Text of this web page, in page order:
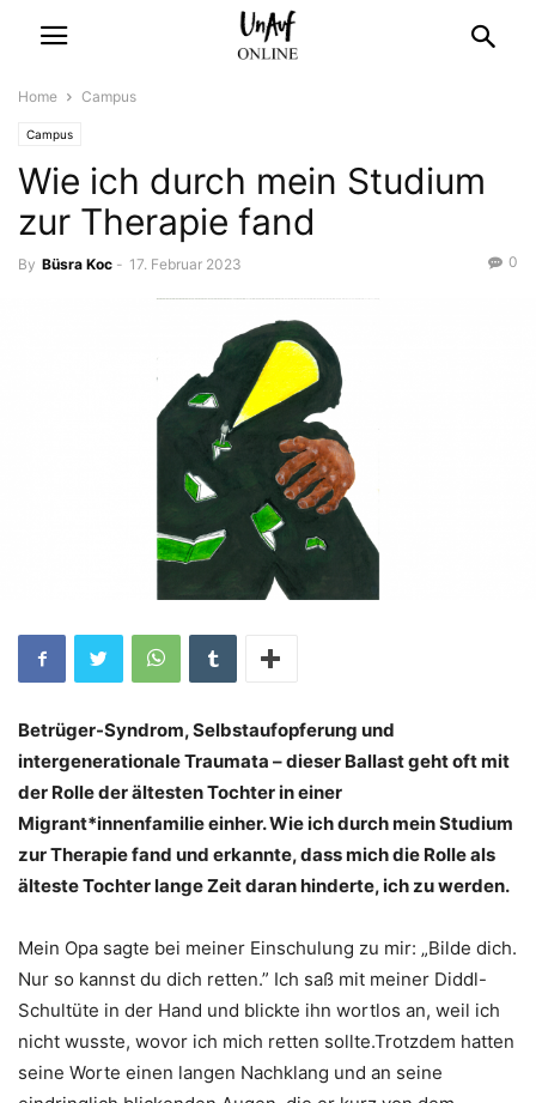
Home Campus
Campus
Wie ich durch mein Studium
zur Therapie fand
By Büsra Koc - 17. Februar 2023 0
Betrüger-Syndrom, Selbstaufopferung und
intergenerationale Traumata – dieser Ballast geht oft mit
der Rolle der ältesten Tochter in einer
Migrant*innenfamilie einher. Wie ich durch mein Studium
zur Therapie fand und erkannte, dass mich die Rolle als
älteste Tochter lange Zeit daran hinderte, ich zu werden.
Mein Opa sagte bei meiner Einschulung zu mir: „Bilde dich.
Nur so kannst du dich retten.” Ich saß mit meiner Diddl-
Schultüte in der Hand und blickte ihn wortlos an, weil ich
nicht wusste, wovor ich mich retten sollte.Trotzdem hatten
seine Worte einen langen Nachklang und an seine